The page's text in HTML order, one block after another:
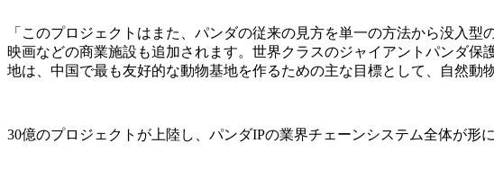
「このプロジェクトはまた、パンダの従来の見方を単一の方法から没入
映画などの商業施設も追加されます。世界クラスのジャイアントパンダ
地は、中国で最も友好的な動物基地を作るための主な目標として、自然動
30億のプロジェクトが上陸し、パンダIPの業界チェーンシステム全体が形